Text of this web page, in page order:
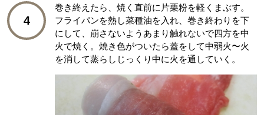
4
巻き終えたら、焼く直前に片栗粉を軽くまぶす。
フライパンを熱し菜種油を入れ、巻き終わりを下
にして、崩さないようあまり触れないで四方を中
火で焼く。焼き色がついたら蓋をして中弱火〜火
を消して蒸らしじっくり中に火を通していく。